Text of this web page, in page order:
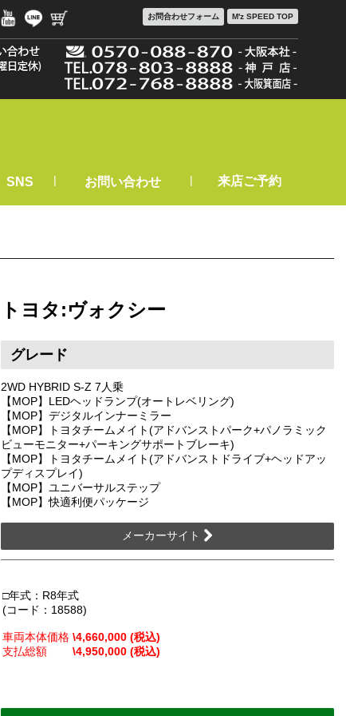
お問合わせフォーム M'z SPEED TOP
SNS | お問い合わせ | 来店ご予約
トヨタ:ヴォクシー
グレード
2WD HYBRID S-Z 7人乗
【MOP】LEDヘッドランプ(オートレベリング)
【MOP】デジタルインナーミラー
【MOP】トヨタチームメイト(アドバンストパーク+パノラミック
ビューモニター+パーキングサポートブレーキ)
【MOP】トヨタチームメイト(アドバンストドライブ+ヘッドアッ
プディスプレイ)
【MOP】ユニバーサルステップ
【MOP】快適利便パッケージ
メーカーサイト
□年式：R8年式
(コード：18588)
車両本体価格 \4,660,000 (税込)
支払総額
\4,950,000 (税込)